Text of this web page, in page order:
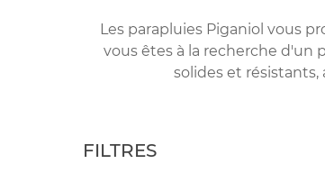
Les parapluies Piganiol vous
vous êtes à la recherche d'un
solides et résistants,
FILTRES